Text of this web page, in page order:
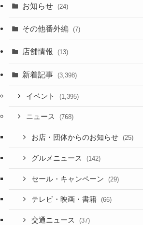
お知らせ (24)
その他番外編 (7)
店舗情報 (13)
新着記事 (3,398)
イベント (1,395)
ニュース (768)
お店・団体からのお知らせ (25)
グルメニュース (142)
セール・キャンペーン (29)
テレビ・映画・書籍 (66)
交通ニュース (37)